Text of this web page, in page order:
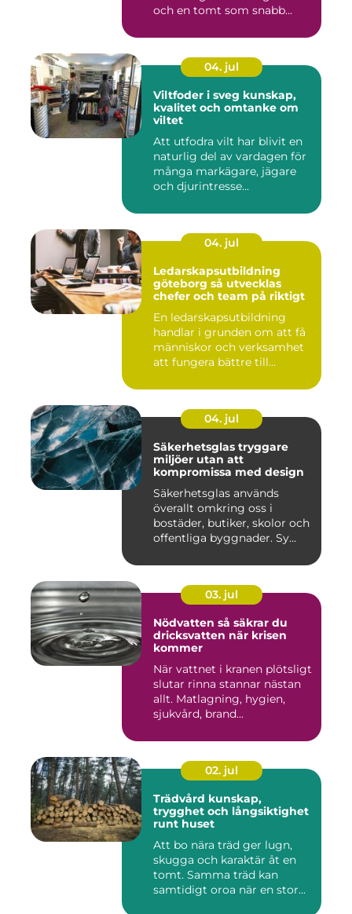
och en tomt som snabb...
04. jul
Viltfoder i sveg kunskap,
kvalitet och omtanke om
viltet
Att utfodra vilt har blivit en
naturlig del av vardagen för
många markägare, jägare
och djurintresse...
04. jul
Ledarskapsutbildning
göteborg så utvecklas
chefer och team på riktigt
En ledarskapsutbildning
handlar i grunden om att få
människor och verksamhet
att fungera bättre till...
04. jul
Säkerhetsglas tryggare
miljöer utan att
kompromissa med design
Säkerhetsglas används
överallt omkring oss i
bostäder, butiker, skolor och
offentliga byggnader. Sy...
03. jul
Nödvatten så säkrar du
dricksvatten när krisen
kommer
När vattnet i kranen plötsligt
slutar rinna stannar nästan
allt. Matlagning, hygien,
sjukvård, brand...
02. jul
Trädvård kunskap,
trygghet och långsiktighet
runt huset
Att bo nära träd ger lugn,
skugga och karaktär åt en
tomt. Samma träd kan
samtidigt oroa när en stor...